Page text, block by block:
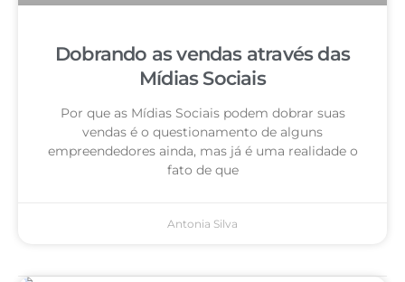
Dobrando as vendas através das
Mídias Sociais
Por que as Mídias Sociais podem dobrar suas
vendas é o questionamento de alguns
empreendedores ainda, mas já é uma realidade o
fato de que
Antonia Silva